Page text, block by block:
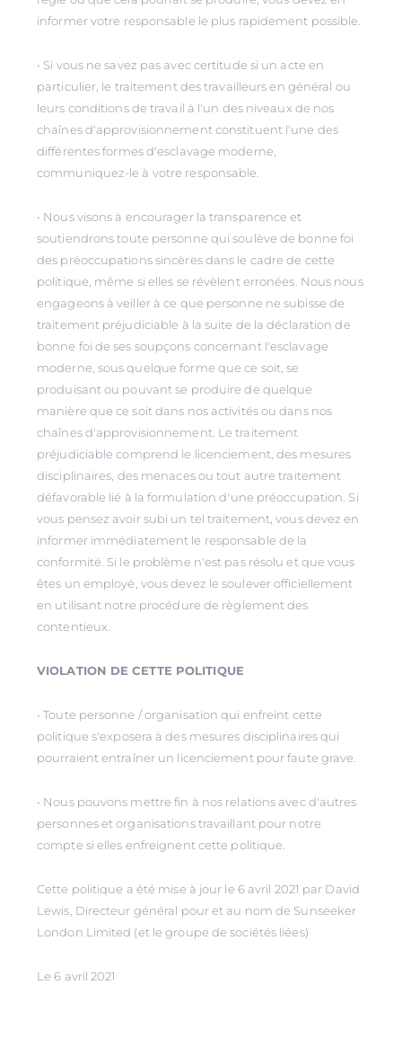
informer votre responsable le plus rapidement possible.
• Si vous ne savez pas avec certitude si un acte en
particulier, le traitement des travailleurs en général ou
leurs conditions de travail à l'un des niveaux de nos
chaînes d'approvisionnement constituent l'une des
différentes formes d'esclavage moderne,
communiquez-le à votre responsable.
• Nous visons à encourager la transparence et
soutiendrons toute personne qui soulève de bonne foi
des préoccupations sincères dans le cadre de cette
politique, même si elles se révèlent erronées. Nous nous
engageons à veiller à ce que personne ne subisse de
traitement préjudiciable à la suite de la déclaration de
bonne foi de ses soupçons concernant l'esclavage
moderne, sous quelque forme que ce soit, se
produisant ou pouvant se produire de quelque
manière que ce soit dans nos activités ou dans nos
chaînes d'approvisionnement. Le traitement
préjudiciable comprend le licenciement, des mesures
disciplinaires, des menaces ou tout autre traitement
défavorable lié à la formulation d'une préoccupation. Si
vous pensez avoir subi un tel traitement, vous devez en
informer immédiatement le responsable de la
conformité. Si le problème n'est pas résolu et que vous
êtes un employé, vous devez le soulever officiellement
en utilisant notre procédure de règlement des
contentieux.
VIOLATION DE CETTE POLITIQUE
• Toute personne / organisation qui enfreint cette
politique s'exposera à des mesures disciplinaires qui
pourraient entraîner un licenciement pour faute grave.
• Nous pouvons mettre fin à nos relations avec d'autres
personnes et organisations travaillant pour notre
compte si elles enfreignent cette politique.
Cette politique a été mise à jour le 6 avril 2021 par David
Lewis, Directeur général pour et au nom de Sunseeker
London Limited (et le groupe de sociétés liées)
Le 6 avril 2021